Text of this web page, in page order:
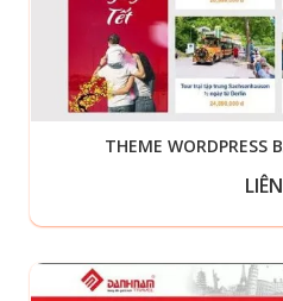
THEME WORDPRESS